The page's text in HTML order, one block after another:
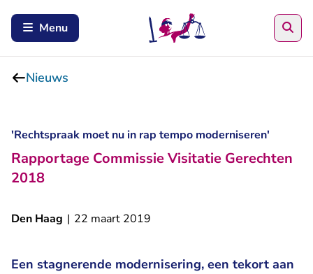
Menu
Nieuws
'Rechtspraak moet nu in rap tempo moderniseren'
Rapportage Commissie Visitatie Gerechten
2018
Den Haag | 22 maart 2019
Een stagnerende modernisering, een tekort aan